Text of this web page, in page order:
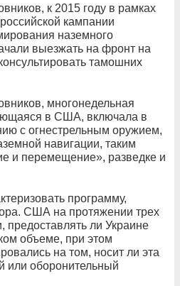
к 2015 году в рамках
кампании
наземного
выезжать на фронт на
тамошних
многонедельная
в США, включала в
с огнестрельным оружием,
навигации, таким
и перемещение», разведке и
программу,
США на протяжении трех
предоставлять ли Украине
объеме, при этом
на том, носит ли эта
или оборонительный